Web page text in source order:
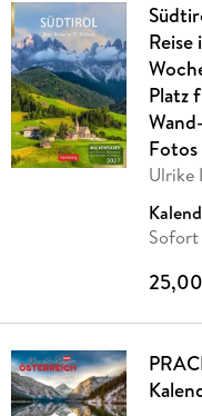
Platz
Ulrike